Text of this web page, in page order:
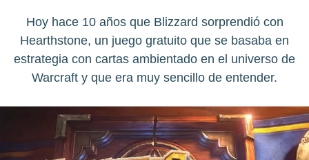
Hoy hace 10 años que Blizzard sorprendió con
Hearthstone, un juego gratuito que se basaba en
estrategia con cartas ambientado en el universo de
Warcraft y que era muy sencillo de entender.